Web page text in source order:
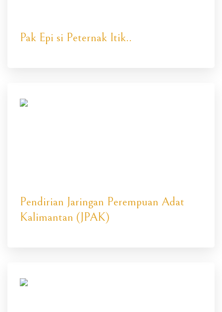
Pak Epi si Peternak Itik..
Pendirian Jaringan Perempuan Adat
Kalimantan (JPAK)